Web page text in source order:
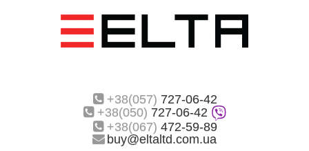
+38(057) 727-06-42
+38(050) 727-06-42
+38(067) 472-59-89
buy@eltaltd.com.ua